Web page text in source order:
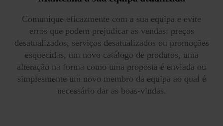
Comunique eficazmente com a sua equipa e evite
erros que podem prejudicar as vendas: preços
desatualizados, serviços desatualizados ou promoções
esquecidas, um novo catálogo de produtos, uma
alteração na forma como uma proposta é enviada ou
simplesmente um novo membro da equipa ao qual é
necessário dar as boas-vindas.